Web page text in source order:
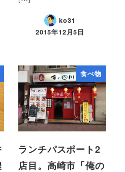
ko31
2015年12月5日
食べ物
ランチパスポート2
店目。高崎市「俺の